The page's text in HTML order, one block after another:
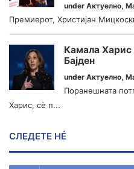
under Актуелно,
Премиерот, Христијан
Камала Харис
Бајден
under Актуелно,
Поранешната
Харис, сè п...
СЛЕДЕТЕ НÉ